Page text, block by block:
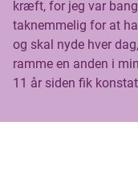
kræft, for jeg var
taknemmelig for at
og skal nyde hver
ramme en anden i
11 år siden fik